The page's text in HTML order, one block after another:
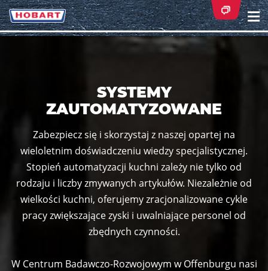
SYSTEMY
ZAUTOMATYZOWANE
Zabezpiecz się i skorzystaj z naszej opartej na
wieloletnim doświadczeniu wiedzy specjalistycznej.
Stopień automatyzacji kuchni zależy nie tylko od
rodzaju i liczby zmywanych artykułów. Niezależnie od
wielkości kuchni, oferujemy zracjonalizowane cykle
pracy zwiększające zyski i uwalniające personel od
zbędnych czynności.
W Centrum Badawczo-Rozwojowym w Offenburgu nasi